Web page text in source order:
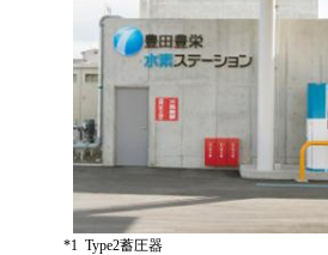
*1 Type2蓄圧器